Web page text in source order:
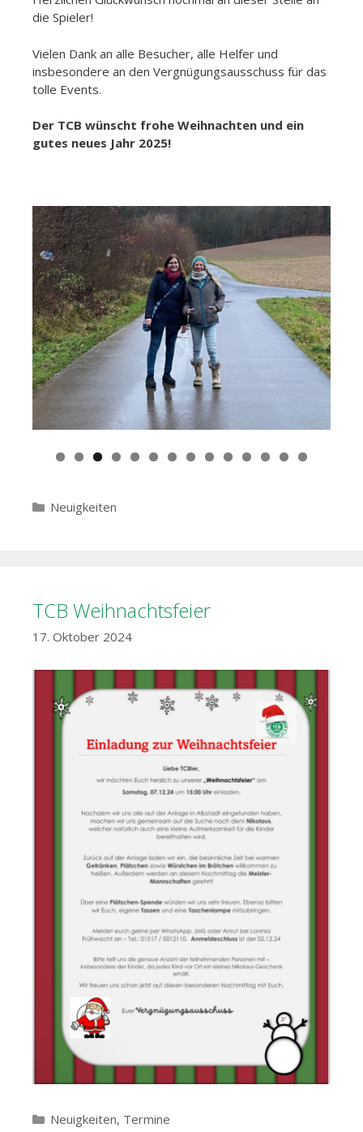
die Spieler!
Vielen Dank an alle Besucher, alle Helfer und
insbesondere an den Vergnügungsausschuss für das
tolle Events.
Der TCB wünscht frohe Weihnachten und ein
gutes neues Jahr 2025!
Kategorien
Neuigkeiten
TCB Weihnachtsfeier
17. Oktober 2024
Kategorien
Neuigkeiten, Termine